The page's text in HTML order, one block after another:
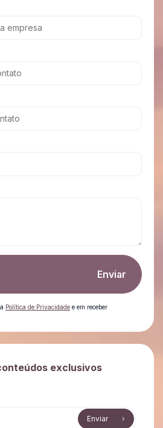
Enviar
Política de Privacidade e em receber
exclusivos
Enviar